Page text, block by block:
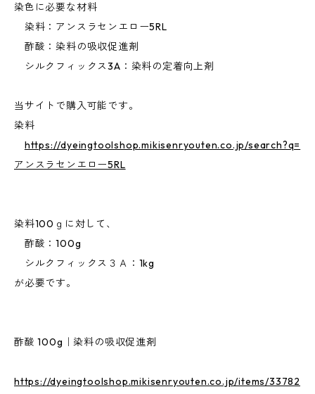
染色に必要な材料
染料：アンスラセンエロー5RL
酢酸：染料の吸収促進剤
シルクフィックス3A：染料の定着向上剤
当サイトで購入可能です。
染料
https://dyeingtoolshop.mikisenryouten.co.jp/search?q=
アンスラセンエロー5RL
染料100ｇに対して、
酢酸：100g
シルクフィックス３Ａ：1kg
が必要です。
酢酸 100g｜染料の吸収促進剤
https://dyeingtoolshop.mikisenryouten.co.jp/items/33782